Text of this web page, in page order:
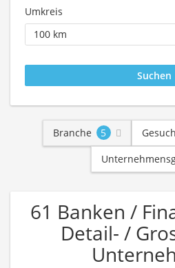
Umkreis
Branche 5
61 Banken /
Detail- /